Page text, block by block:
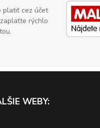
platiť cez účet
rýchlo
WEBY: